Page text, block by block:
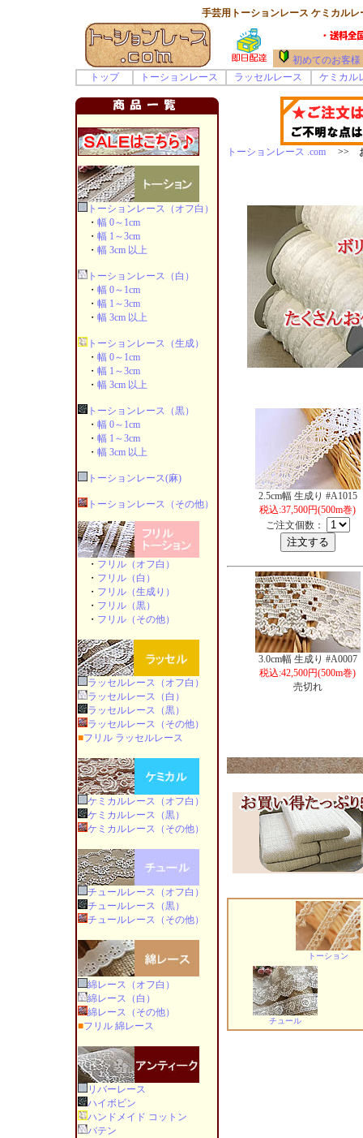
手芸用トーションレース ケミカル
初めてのお客様
トップ
トーションレース ラッセルレース ケミカル
トーションレース（オフ白）
・ 幅 0～1cm
・ 幅 1～3cm
・ 幅 3cm 以上
トーションレース（白）
・ 幅 0～1cm
・ 幅 1～3cm
・ 幅 3cm 以上
トーションレース（生成）
・ 幅 0～1cm
・ 幅 1～3cm
・ 幅 3cm 以上
トーションレース（黒）
・ 幅 0～1cm
・ 幅 1～3cm
・ 幅 3cm 以上
トーションレース(麻)
トーションレース（その他）
・ フリル（オフ白）
・ フリル（白）
・ フリル（生成り）
・ フリル（黒）
・ フリル（その他）
ラッセルレース（オフ白）
ラッセルレース（白）
ラッセルレース（黒）
ラッセルレース（その他）
■フリル ラッセルレース
ケミカルレース（オフ白）
ケミカルレース（黒）
ケミカルレース（その他）
チュールレース（オフ白）
チュールレース（黒）
チュールレース（その他）
綿レース（オフ白）
綿レース（白）
綿レース（その他）
■フリル 綿レース
リバーレース
ハイボビン
ハンドメイド コットン
バテン
トーションレース .com>> お
2.5cm幅 生成り #A1015
税込:37,500円(500m巻)
ご注文個数：
3.0cm幅 生成り #A0007
税込:42,500円(500m巻)
売切れ
トーション
チュール